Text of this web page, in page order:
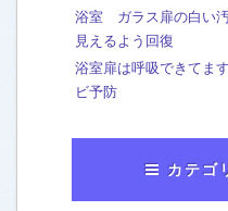
浴室 ガラス扉の白い
見えるよう回復
浴室扉は呼吸できてま
ビ予防
カテゴ